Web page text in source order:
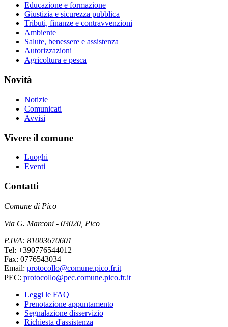
Educazione e formazione
Giustizia e sicurezza pubblica
Tributi, finanze e contravvenzioni
Ambiente
Salute, benessere e assistenza
Autorizzazioni
Agricoltura e pesca
Novità
Notizie
Comunicati
Avvisi
Vivere il comune
Luoghi
Eventi
Contatti
Comune di Pico
Via G. Marconi - 03020, Pico
P.IVA: 81003670601
Tel: +390776544012
Fax: 0776543034
Email: protocollo@comune.pico.fr.it
PEC: protocollo@pec.comune.pico.fr.it
Leggi le FAQ
Prenotazione appuntamento
Segnalazione disservizio
Richiesta d'assistenza